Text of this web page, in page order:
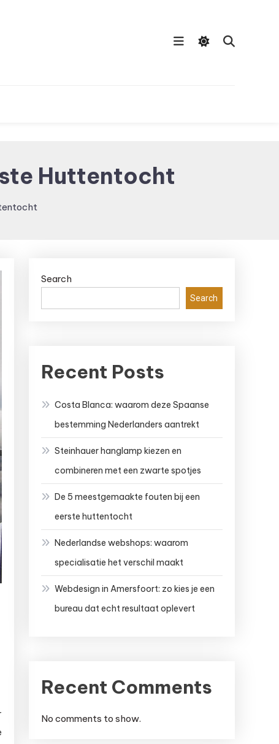
Huttentocht
Search
Search
Recent Posts
Costa Blanca: waarom deze Spaanse
bestemming Nederlanders aantrekt
Steinhauer hanglamp kiezen en
combineren met een zwarte spotjes
De 5 meestgemaakte fouten bij een
eerste huttentocht
Nederlandse webshops: waarom
specialisatie het verschil maakt
Webdesign in Amersfoort: zo kies je een
bureau dat echt resultaat oplevert
Recent Comments
No comments to show.